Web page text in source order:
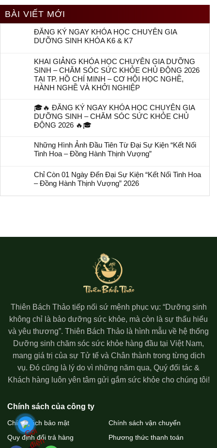
BÀI VIẾT MỚI
ĐĂNG KÝ NGAY KHÓA HỌC CHUYÊN GIA
DƯỠNG SINH KHÓA K6 & K7
KHAI GIẢNG KHÓA HỌC CHUYÊN GIA DƯỠNG
SINH – CHĂM SÓC SỨC KHỎE CHỦ ĐỘNG 2026
TẠI TP. HỒ CHÍ MINH – CƠ HỘI HỌC NGHỀ,
HÀNH NGHỀ VÀ KHỞI NGHIỆP
🎓🔥 ĐĂNG KÝ NGAY KHÓA HỌC CHUYÊN GIA
DƯỠNG SINH – CHĂM SÓC SỨC KHỎE CHỦ
ĐỘNG 2026 🔥🎓
Những Hình Ảnh Đầu Tiên Từ Đại Sự Kiện “Kết Nối
Tinh Hoa – Đồng Hành Thịnh Vượng”
Chỉ Còn 01 Ngày Đến Đại Sự Kiện “Kết Nối Tinh Hoa
– Đồng Hành Thịnh Vượng” 2026
Thiên Bách Thảo tiếp nối sứ mệnh phục vụ: “Dưỡng sinh
không chỉ là bảo dưỡng sức khỏe, mà còn là sự thấu hiểu
và yêu thương”. Thiên Bách Thảo là hình mẫu về hệ thống
Dưỡng sinh chăm sóc sức khỏe hàng đầu tại Việt Nam,
mang giá trị của sự Tử tế và Chân thành trong từng dịch
vụ. Đó cũng là lý do vì những năm qua, Quý đối tác &
Khách hàng luôn yên tâm gửi gắm sức khỏe cho chúng tôi!
Chính sách của công ty
Chính sách bảo mật
Chính sách vận chuyển
Quy định đổi trả hàng
Phương thức thanh toán